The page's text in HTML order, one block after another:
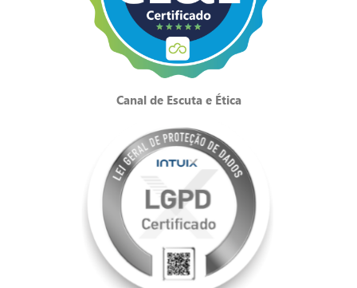
Canal de Escuta e Ética